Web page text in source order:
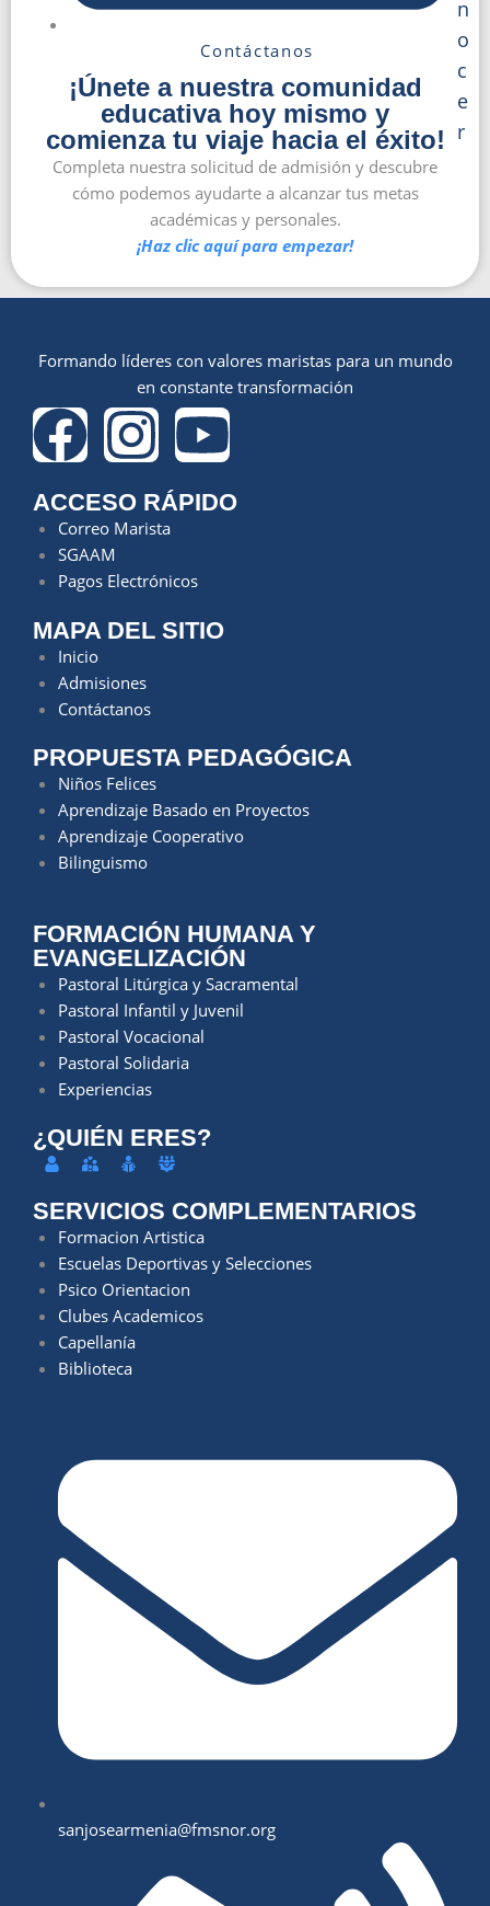
Contáctanos
¡Únete a nuestra comunidad
educativa hoy mismo y
comienza tu viaje hacia el éxito!
Completa nuestra solicitud de admisión y descubre
cómo podemos ayudarte a alcanzar tus metas
académicas y personales.
¡Haz clic aquí para empezar!
n
o
c
e
r
Formando líderes con valores maristas para un mundo
en constante transformación
ACCESO RÁPIDO
Correo Marista
SGAAM
Pagos Electrónicos
MAPA DEL SITIO
Inicio
Admisiones
Contáctanos
PROPUESTA PEDAGÓGICA
Niños Felices
Aprendizaje Basado en Proyectos
Aprendizaje Cooperativo
Bilinguismo
FORMACIÓN HUMANA Y
EVANGELIZACIÓN
Pastoral Litúrgica y Sacramental
Pastoral Infantil y Juvenil
Pastoral Vocacional
Pastoral Solidaria
Experiencias
¿QUIÉN ERES?
SERVICIOS COMPLEMENTARIOS
Formacion Artistica
Escuelas Deportivas y Selecciones
Psico Orientacion
Clubes Academicos
Capellanía
Biblioteca
sanjosearmenia@fmsnor.org